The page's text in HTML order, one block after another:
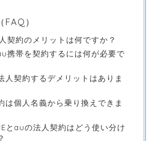
）
契約のメリットは何ですか？
携帯を契約するには何が必要で
人契約するデメリットはありま
は個人名義から乗り換えできま
とauの法人契約はどう使い分け